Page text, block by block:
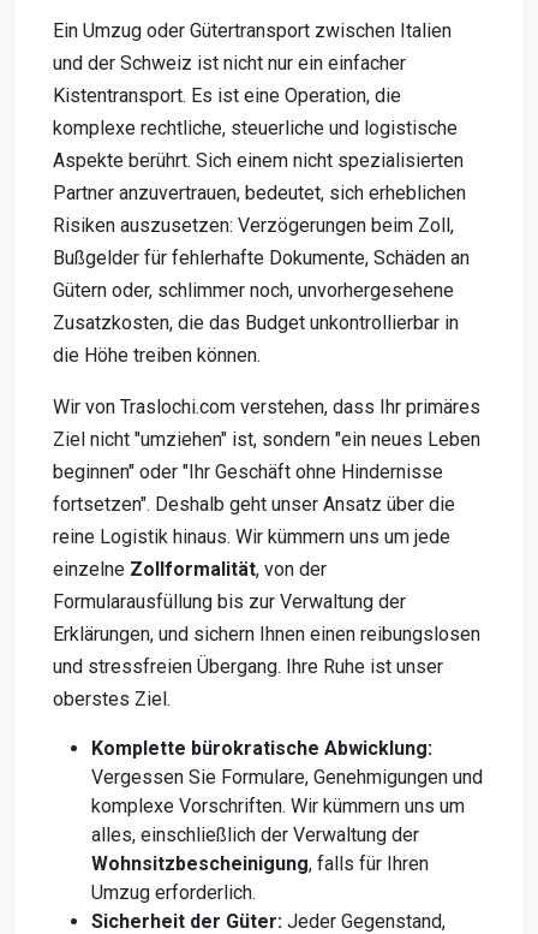
Ein Umzug oder Gütertransport zwischen Italien
und der Schweiz ist nicht nur ein einfacher
Kistentransport. Es ist eine Operation, die
komplexe rechtliche, steuerliche und logistische
Aspekte berührt. Sich einem nicht spezialisierten
Partner anzuvertrauen, bedeutet, sich erheblichen
Risiken auszusetzen: Verzögerungen beim Zoll,
Bußgelder für fehlerhafte Dokumente, Schäden an
Gütern oder, schlimmer noch, unvorhergesehene
Zusatzkosten, die das Budget unkontrollierbar in
die Höhe treiben können.
Wir von Traslochi.com verstehen, dass Ihr primäres
Ziel nicht "umziehen" ist, sondern "ein neues Leben
beginnen" oder "Ihr Geschäft ohne Hindernisse
fortsetzen". Deshalb geht unser Ansatz über die
reine Logistik hinaus. Wir kümmern uns um jede
einzelne Zollformalität, von der
Formularausfüllung bis zur Verwaltung der
Erklärungen, und sichern Ihnen einen reibungslosen
und stressfreien Übergang. Ihre Ruhe ist unser
oberstes Ziel.
Komplette bürokratische Abwicklung:
Vergessen Sie Formulare, Genehmigungen und
komplexe Vorschriften. Wir kümmern uns um
alles, einschließlich der Verwaltung der
Wohnsitzbescheinigung, falls für Ihren
Umzug erforderlich.
Sicherheit der Güter: Jeder Gegenstand,